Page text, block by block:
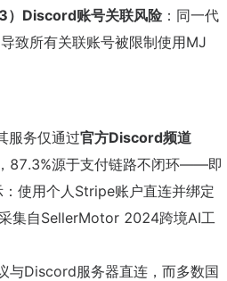
3）Discord账号关联风险：同一代
致所有关联账号被限制使用MJ
服务仅通过官方Discord频道
87.3%源于支付链路不闭环——即
使用个人Stripe账户直连并绑定
集自SellerMotor 2024跨境AI工
与Discord服务器直连，而多数国